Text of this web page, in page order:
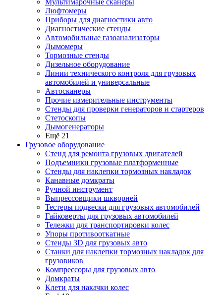
Мультимарочные сканеры
Люфтомеры
Приборы для диагностики авто
Диагностические стенды
Автомобильные газоанализаторы
Дымомеры
Тормозные стенды
Дизельное оборудование
Линии технического контроля для грузовых
автомобилей и универсальные
Автосканеры
Прочие измерительные инструменты
Стенды для проверки генераторов и стартеров
Стетоскопы
Дымогенераторы
Ещё 21
Грузовое оборудование
Стенд для ремонта грузовых двигателей
Подъемники грузовые платформенные
Стенды для наклепки тормозных накладок
Канавные домкраты
Ручной инструмент
Выпрессовщики шкворней
Тестеры подвески для грузовых автомобилей
Гайковерты для грузовых автомобилей
Тележки для транспортировки колес
Упоры противооткатные
Стенды 3D для грузовых авто
Станки для наклепки тормозных накладок для
грузовиков
Компрессоры для грузовых авто
Домкраты
Клети для накачки колес